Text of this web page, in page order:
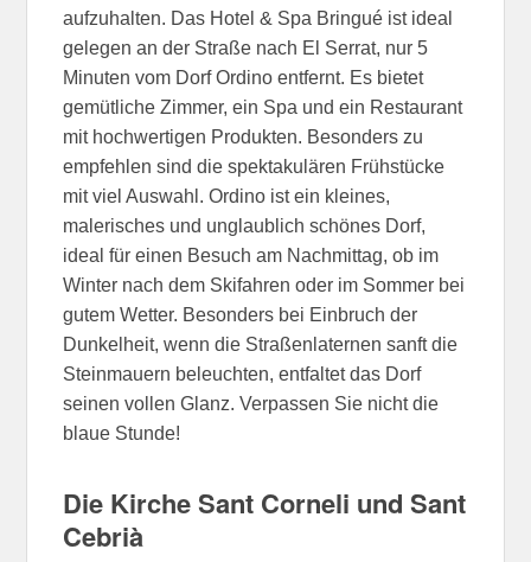
aufzuhalten. Das Hotel & Spa Bringué ist ideal
gelegen an der Straße nach El Serrat, nur 5
Minuten vom Dorf Ordino entfernt. Es bietet
gemütliche Zimmer, ein Spa und ein Restaurant
mit hochwertigen Produkten. Besonders zu
empfehlen sind die spektakulären Frühstücke
mit viel Auswahl. Ordino ist ein kleines,
malerisches und unglaublich schönes Dorf,
ideal für einen Besuch am Nachmittag, ob im
Winter nach dem Skifahren oder im Sommer bei
gutem Wetter. Besonders bei Einbruch der
Dunkelheit, wenn die Straßenlaternen sanft die
Steinmauern beleuchten, entfaltet das Dorf
seinen vollen Glanz. Verpassen Sie nicht die
blaue Stunde!
Die Kirche Sant Corneli und Sant
Cebrià